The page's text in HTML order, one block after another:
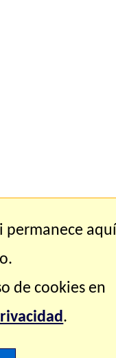
® Todos los
permanece aquí
de cookies en
.